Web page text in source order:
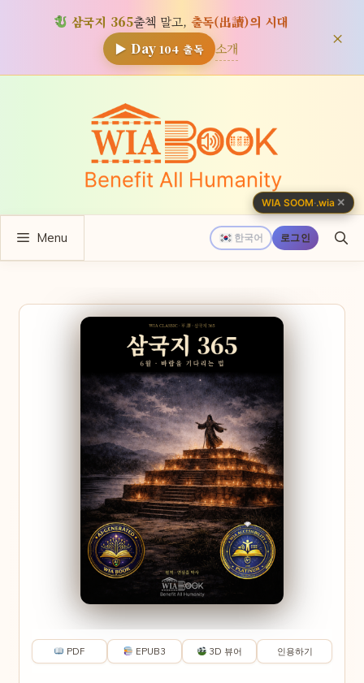
삼국지 365출첵 말고, 출독(出讀)의 시대
▶ Day104 출독 소개 ×
뛰
한국어 로그인
Menu
PDF EPUB3 3D 뷰어 인용하기
WIA SOOM·.wia ✕